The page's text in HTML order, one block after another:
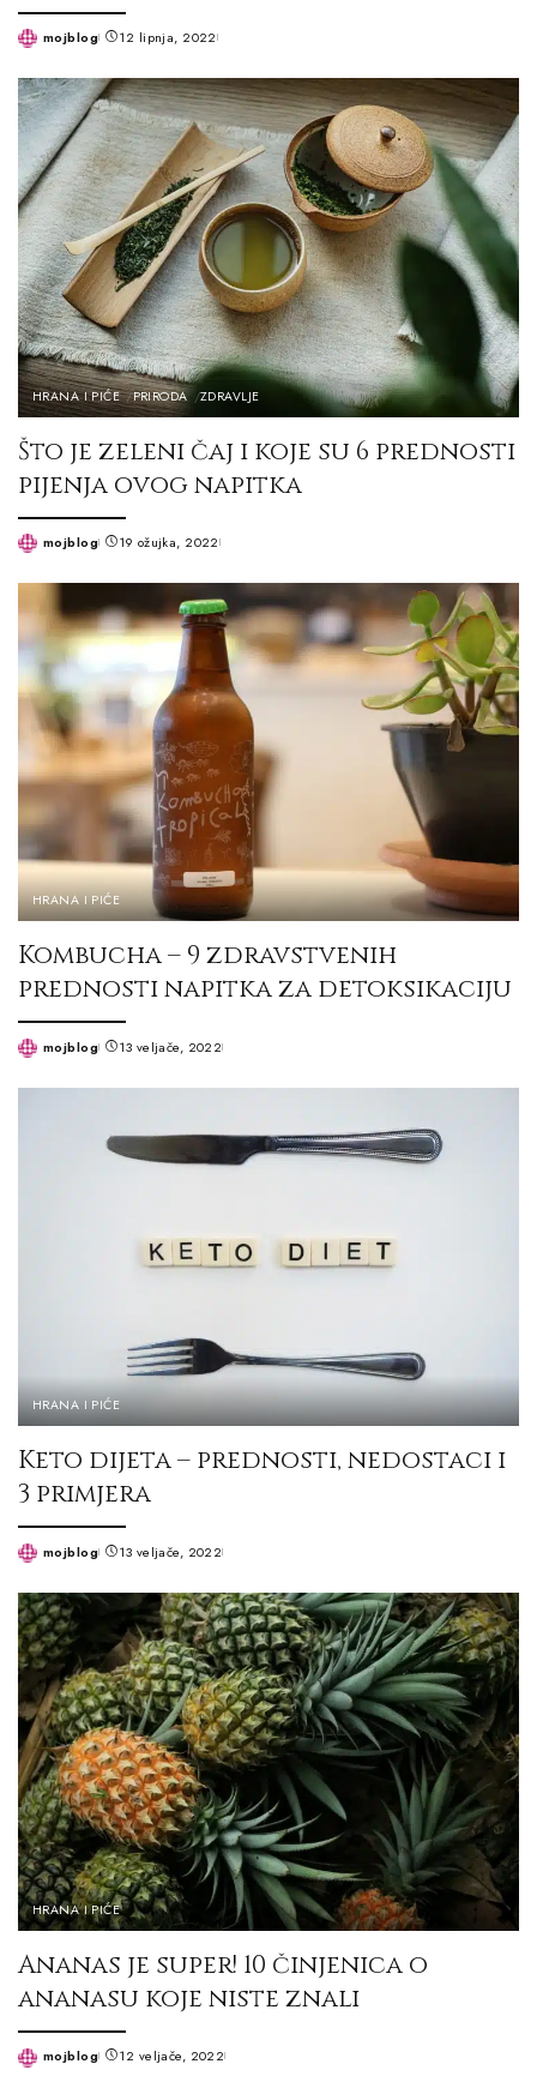
Postedmojblog 12 lipnja, 2022
HRANA I PIĆE PRIRODA ZDRAVLJE
Što je zeleni čaj i koje su 6 prednosti
pijenja ovog napitka
Postedmojblog 19 ožujka, 2022
HRANA I PIĆE
Kombucha – 9 zdravstvenih
prednosti napitka za detoksikaciju
Postedmojblog 13 veljače, 2022
HRANA I PIĆE
Keto dijeta – prednosti, nedostaci i
3 primjera
Postedmojblog 13 veljače, 2022
HRANA I PIĆE
Ananas je super! 10 činjenica o
ananasu koje niste znali
Postedmojblog 12 veljače, 2022